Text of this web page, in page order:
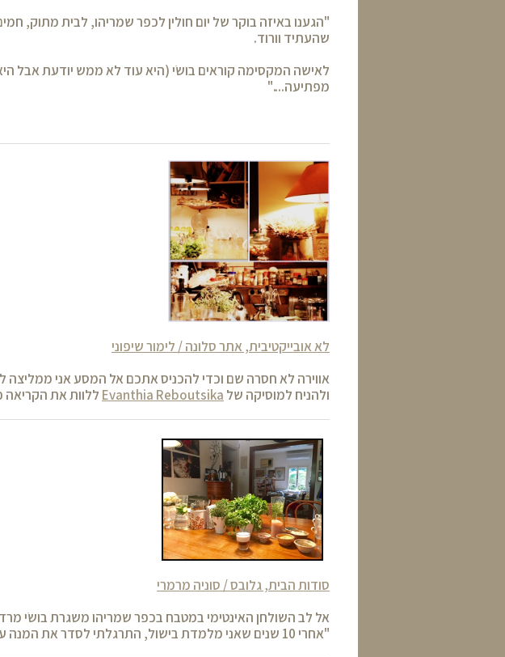
"הגענו באיזה בוקר של יום חולין לכפר שמריהו, לבית מתוק,
שהעתיד וורוד.
לאישה המקסימה קוראים בושׂי (היא עוד לא ממש יודעת אבל
מפתיעה...."
לא אובייקטיבית, אתר סלונה / לימור שיפוני
אווירה לא חסרה שם וכדי להכניס אתכם אל המסע אני
ולהניח למוסיקה של Evanthia Reboutsika ללוות את הקריאה
סודות הבית, גלובס / סוניה מרמרי
אל לב השולחן האינטימי במטבח בכפר שמריהו משגרת בושׂי
"אחרי 10 שנים שאני מלמדת בישול, התרגלתי לסדר את המנה על השולחן וגם להפעיל את האורחים אם צריך"